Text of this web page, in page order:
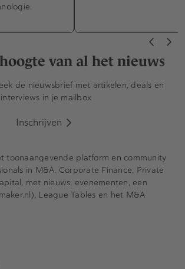
van al het nieuws
de nieuwsbrief met artikelen, deals en
interviews in je mailbox
Inschrijven
toonaangevende platform en community
in M&A, Corporate Finance, Private
met nieuws, evenementen, een
League Tables en het M&A